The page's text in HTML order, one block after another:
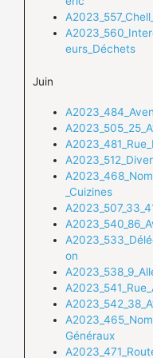
eurs_Déchets
Juin
_Cuizines
on
Généraux